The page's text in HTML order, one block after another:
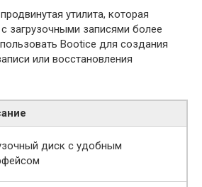
утилита, которая
загрузочными записями более
Bootice для создания
или восстановления
диск с удобным